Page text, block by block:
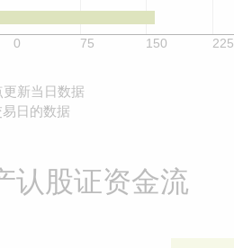
0 75 150 225
新当日数据
日的数据
认股证资金流